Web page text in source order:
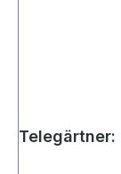
Telegärtner: